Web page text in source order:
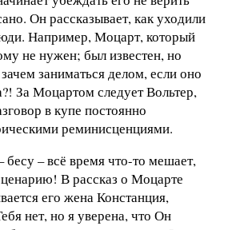
Он рассказывает, как уходили
Например, Моцарт, который
не нужен; был известен, но
заниматься делом, если оно
За Моцартом следует Вольтер,
в купе постоянно
реминисценциями.
бесу – всё время что-то мешает,
В рассказ о Моцарте
его жена Констанция,
нет, но я уверена, что Он